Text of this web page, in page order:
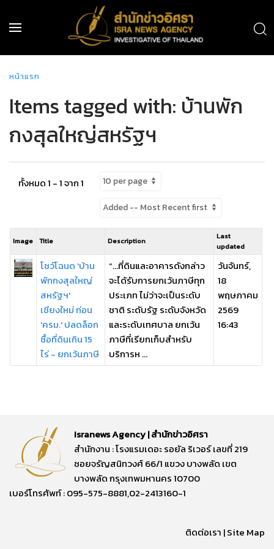
หน้าแรก
Items tagged with: บ้านพัก
กงสุลใหญ่สหรัฐฯ
ทั้งหมด 1 - 1 จาก 1
Image Title Description
Last
updated
โชว์โฉนด 'บ้าน
พักกงสุลใหญ่
สหรัฐฯ'
เชียงใหม่ ก่อน
'ครม.' ปลดล็อก
ซื้อที่ดินเกิน 15
ไร่ - ยกเว้นภาษี
“…ที่ดินและอาคารดังกล่าว
จะได้รับการยกเว้นภาษีทุก
ประเภท ไม่ว่าจะเป็นระดับ
ชาติ ระดับรัฐ ระดับจังหวัด
และระดับเทศบาล ยกเว้น
ภาษีที่เรียกเก็บสำหรับ
บริการห ...
วันจันทร์,
18
พฤษภาคม
2569
16:43
Isranews Agency | สำนักข่าวอิศรา
สำนักงาน : โรงแรมเดอะ รอยัล ริเวอร์ เลขที่ 219
ซอยจรัญสนิทวงศ์ 66/1 แขวง บางพลัด เขต
บางพลัด กรุงเทพมหานคร 10700
เบอร์โทรศัพท์ : 095-575-8881,02-2413160-1
ติดต่อเรา |Site Map